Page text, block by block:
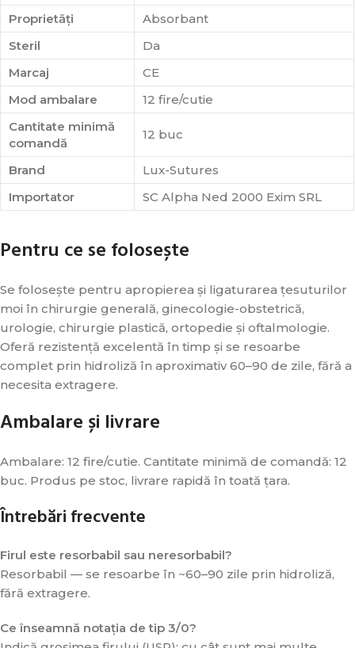
Proprietăți
Absorbant
Steril
Da
Marcaj
CE
Mod ambalare
12 fire/cutie
Cantitate minimă
comandă
12 buc
Brand
Lux-Sutures
Importator
SC Alpha Ned 2000 Exim SRL
Pentru ce se folosește
Se folosește pentru apropierea și ligaturarea țesuturilor
moi în chirurgie generală, ginecologie-obstetrică,
urologie, chirurgie plastică, ortopedie și oftalmologie.
Oferă rezistență excelentă în timp și se resoarbe
complet prin hidroliză în aproximativ 60–90 de zile, fără a
necesita extragere.
Ambalare și livrare
Ambalare: 12 fire/cutie. Cantitate minimă de comandă: 12
buc. Produs pe stoc, livrare rapidă în toată țara.
Întrebări frecvente
Firul este resorbabil sau neresorbabil?
Resorbabil — se resoarbe în ~60–90 zile prin hidroliză,
fără extragere.
Ce înseamnă notația de tip 3/0?